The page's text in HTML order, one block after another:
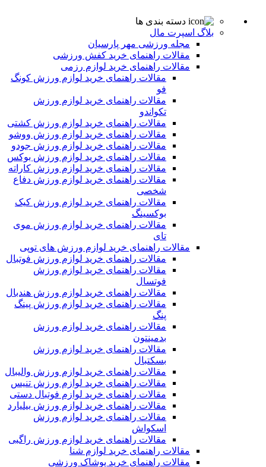
دسته بندی ها
بلاگ اسپرت مال
مجله ورزشی مهر پارسیان
مقالات راهنمای خرید کفش ورزشی
مقالات راهنمای خرید لوازم رزمی
مقالات راهنمای خرید لوازم ورزش کونگ
فو
مقالات راهنمای خرید لوازم ورزش
تکواندو
مقالات راهنمای خرید لوازم ورزش کشتی
مقالات راهنمای خرید لوازم ورزش ووشو
مقالات راهنمای خرید لوازم ورزش جودو
مقالات راهنمای خرید لوازم ورزش بوکس
مقالات راهنمای خرید لوازم ورزش کاراته
مقالات راهنمای خرید لوازم ورزش دفاع
شخصی
مقالات راهنمای خرید لوازم ورزش کیک
بوکسینگ
مقالات راهنمای خرید لوازم ورزش موی
تای
مقالات راهنمای خرید لوازم ورزش های توپی
مقالات راهنمای خرید لوازم ورزش فوتبال
مقالات راهنمای خرید لوازم ورزش
فوتسال
مقالات راهنمای خرید لوازم ورزش هندبال
مقالات راهنمای خرید لوازم ورزش پینگ
پنگ
مقالات راهنمای خرید لوازم ورزش
بدمینتون
مقالات راهنمای خرید لوازم ورزش
بسکتبال
مقالات راهنمای خرید لوازم ورزش والیبال
مقالات راهنمای خرید لوازم ورزش تنیس
مقالات راهنمای خرید لوازم فوتبال دستی
مقالات راهنمای خرید لوازم ورزش بیلیارد
مقالات راهنمای خرید لوازم ورزش
اسکواش
مقالات راهنمای خرید لوازم ورزش راگبی
مقالات راهنمای خرید لوازم شنا
مقالات راهنمای خرید پوشاک ورزشی